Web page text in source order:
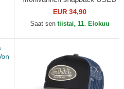
07 Von DutchEUR 34,90
Saat sen tiistai, 11. Elokuu